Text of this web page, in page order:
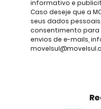
informativo e
Caso deseje que a
seus dados
consentimento
envios de e-mails,